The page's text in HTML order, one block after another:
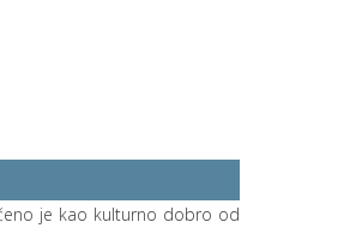
je kao kulturno dobro od